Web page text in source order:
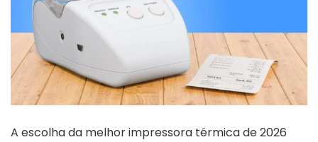
A escolha da melhor impressora térmica de 2026